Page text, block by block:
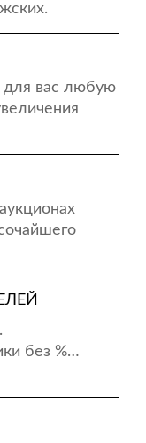
для вас любую
без %…